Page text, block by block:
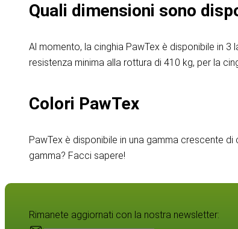
Quali dimensioni sono
Al momento, la cinghia PawTex è disponibile in 3
resistenza minima alla rottura di 410 kg, per la
Colori PawTex
PawTex è disponibile in una gamma crescente
gamma? Facci sapere!
Rimanete aggiornati con la nostra newsletter: